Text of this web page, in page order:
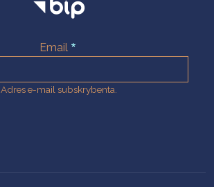
Email
Adres e-mail subskrybenta.